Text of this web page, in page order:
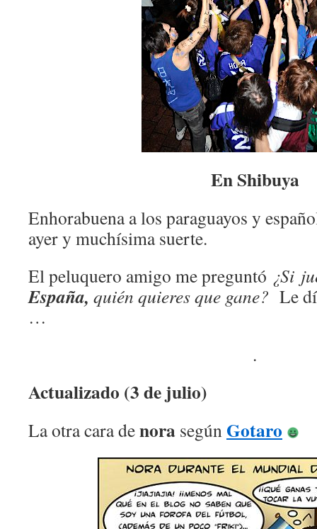
En Shibuya
Enhorabuena a los paraguayos y
ayer y muchísima suerte.
El peluquero amigo me preguntó ¿Si
España, quién quieres que gane? Le
…
.
Actualizado (3 de julio)
La otra cara denora según Gotaro